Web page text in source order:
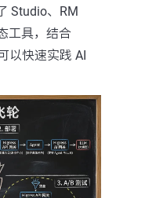
Studio、RM
工具，结合
以快速实践 AI